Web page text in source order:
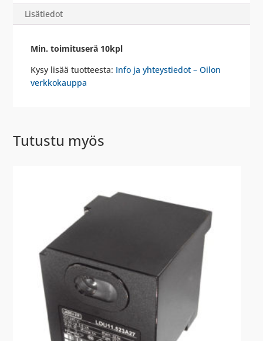
Lisätiedot
Min. toimituserä 10kpl
Kysy lisää tuotteesta: Info ja yhteystiedot – Oilon
verkkokauppa
Tutustu myös